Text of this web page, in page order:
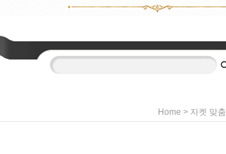
Home > 자켓 맞춤